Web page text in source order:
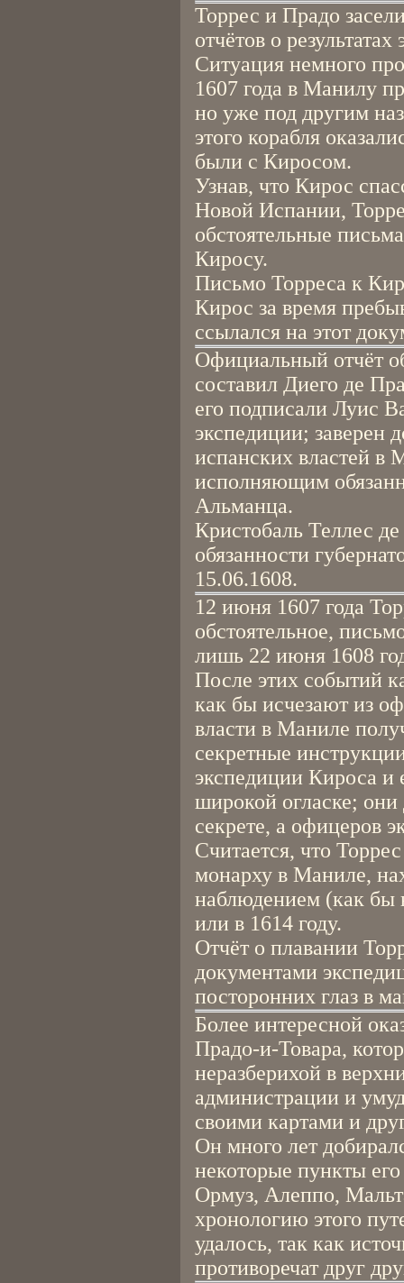
Торрес и Прадо
отчётов о
Ситуация немного
1607 года в Манилу
но уже под другим
этого корабля
были с Киросом.
Узнав, что Кирос
Новой Испании,
обстоятельные
Киросу.
Письмо Торреса к
Кирос за время
ссылался на этот
Официальный отчёт
составил Диего де
его подписали Луис
экспедиции; заверен
испанских властей в
исполняющим
Альманца.
Кристобаль Теллес
обязанности
15.06.1608.
12 июня 1607 года
обстоятельное,
лишь 22 июня 1608
После этих событий
как бы исчезают из
власти в Маниле
секретные
экспедиции Кироса и
широкой огласке;
секрете, а офицеров
Считается, что
монарху в Маниле,
наблюдением (как бы
или в 1614 году.
Отчёт о плавании
документами
посторонних глаз в
Более интересной
Прадо-и-Товара,
неразберихой в
администрации и
своими картами и
Он много лет
некоторые пункты
Ормуз, Алеппо,
хронологию этого
удалось, так как
противоречат друг